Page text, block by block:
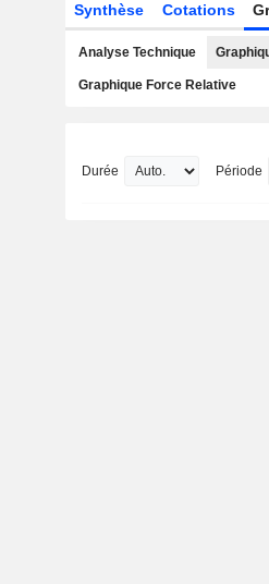
Synthèse Cotations
Analyse Technique
Graphique Force Relative
Durée Période